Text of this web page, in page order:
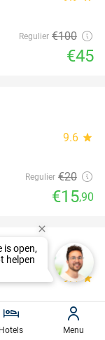
Regulier €100
€45
9.6 star
Regulier €20
€15,90
38%
9.4star
Regulier ,50
Hotels Menu